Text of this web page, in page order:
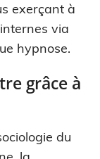
exerçant à
via
hypnose.
grâce à
du